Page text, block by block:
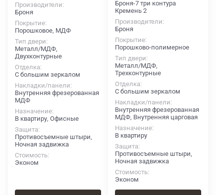
Производители
Броня
Покрытие
Порошковое, МДФ
Тип двери
Металл/МДФ,
Двухконтурные
Отделка
С большим зеркалом
Накладки/панели
Внутренняя фрезерованная
МДФ
Назначение
В квартиру, Офисные
Защита
Противосъемные штыри,
Ночная задвижка
Стоимость
Эконом
Броня-7 три контура
Кремень 2
Производители
Броня
Покрытие
Порошково-полимерное
Тип двери
Металл/МДФ,
Трехконтурные
Отделка
С большим зеркалом
Накладки/панели
Внутренняя фрезерованная
МДФ, Внутренняя царговая
Назначение
В квартиру
Защита
Противосъемные штыри,
Ночная задвижка
Стоимость
Эконом